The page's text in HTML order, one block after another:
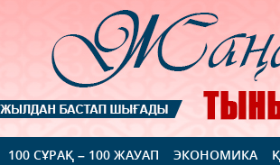
100 СҰРАҚ – 100 ЖАУАП ЭКОНОМИКА